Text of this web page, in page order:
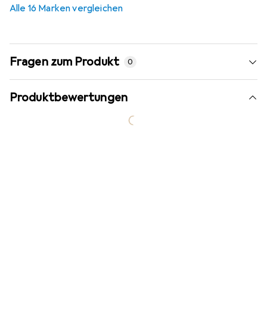
Alle 16 Marken vergleichen
Fragen zum Produkt 0
Produktbewertungen